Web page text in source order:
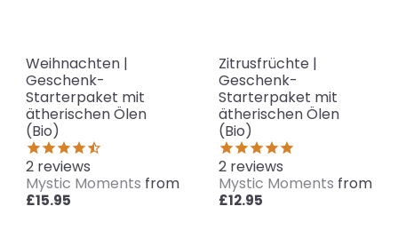
Weihnachten |
Geschenk-
Starterpaket mit
ätherischen Ölen
(Bio)
2 reviews
Mystic Moments from
£15.95
Zitrusfrüchte |
Geschenk-
Starterpaket mit
ätherischen Ölen
(Bio)
2 reviews
Mystic Moments from
£12.95